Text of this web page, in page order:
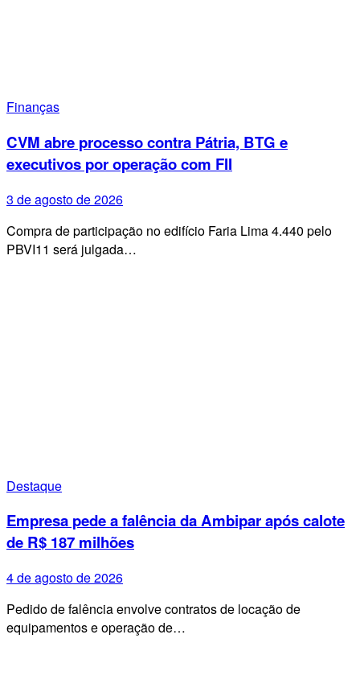
Finanças
CVM abre processo contra Pátria, BTG e
executivos por operação com FII
3 de agosto de 2026
Compra de participação no edifício Faria Lima 4.440 pelo
PBVI11 será julgada…
Destaque
Empresa pede a falência da Ambipar após calote
de R$ 187 milhões
4 de agosto de 2026
Pedido de falência envolve contratos de locação de
equipamentos e operação de…